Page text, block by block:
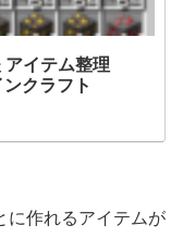
アイテム整理
クラフト
に作れるアイテムが